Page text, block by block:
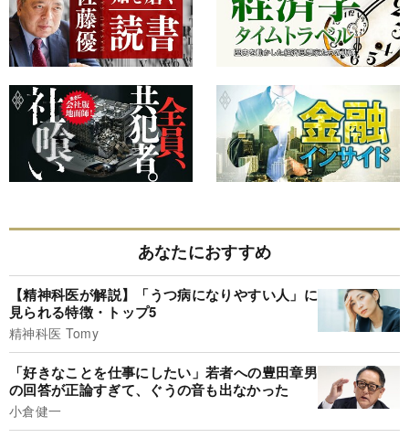
あなたにおすすめ
【精神科医が解説】「うつ病になりやすい人」に
見られる特徴・トップ5
精神科医 Tomy
「好きなことを仕事にしたい」若者への豊田章男
の回答が正論すぎて、ぐうの音も出なかった
小倉健一